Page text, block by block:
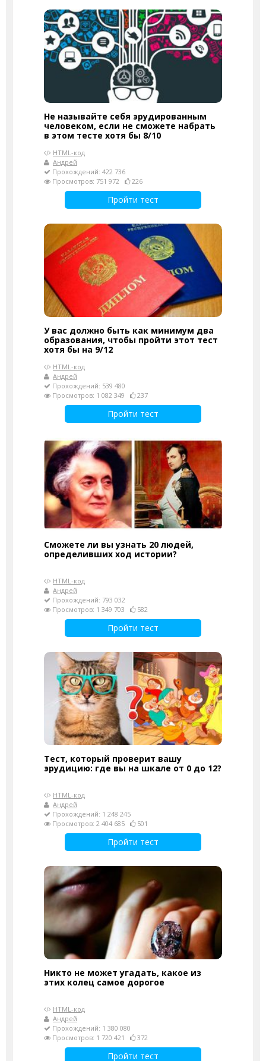
Не называйте себя эрудированным
человеком, если не сможете набрать
в этом тесте хотя бы 8/10
HTML-код
Андрей
Прохождений: 422 736
Просмотров: 751 972
226
Пройти тест
У вас должно быть как минимум два
образования, чтобы пройти этот тест
хотя бы на 9/12
HTML-код
Андрей
Прохождений: 539 480
Просмотров: 1 082 349
237
Пройти тест
Сможете ли вы узнать 20 людей,
определивших ход истории?
HTML-код
Андрей
Прохождений: 793 032
Просмотров: 1 349 703
582
Пройти тест
Тест, который проверит вашу
эрудицию: где вы на шкале от 0 до 12?
HTML-код
Андрей
Прохождений: 1 248 245
Просмотров: 2 404 685
501
Пройти тест
Никто не может угадать, какое из
этих колец самое дорогое
HTML-код
Андрей
Прохождений: 1 380 080
Просмотров: 1 720 421
372
Пройти тест